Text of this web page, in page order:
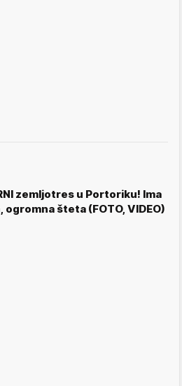
zemljotres u Portoriku! Ima
ogromna šteta (FOTO, VIDEO)